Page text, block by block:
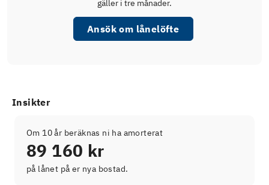
gäller i tre månader.
Ansök om lånelöfte
Insikter
Om 10 år beräknas ni ha amorterat
89 160 kr
på lånet på er nya bostad.